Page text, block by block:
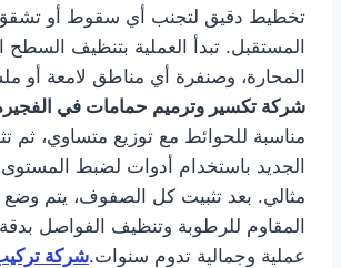
تخطيط دقيق لتجنب أي سقوط أو
المستقبل. تبدأ العملية بتنظيف السطح
المحارة، وصنفرة أي مناطق لامعة أو
شركة تكسير وترميم حمامات في
مناسبة للحوائط مع توزيع متساوي، ثم
الجديد باستخدام أدوات لضبط
مثالي. بعد تثبيت كل الصفوف، يتم وضع
المقاوم للرطوبة وتنظيف الفواصل
عملية وجمالية تدوم سنوات.شركة